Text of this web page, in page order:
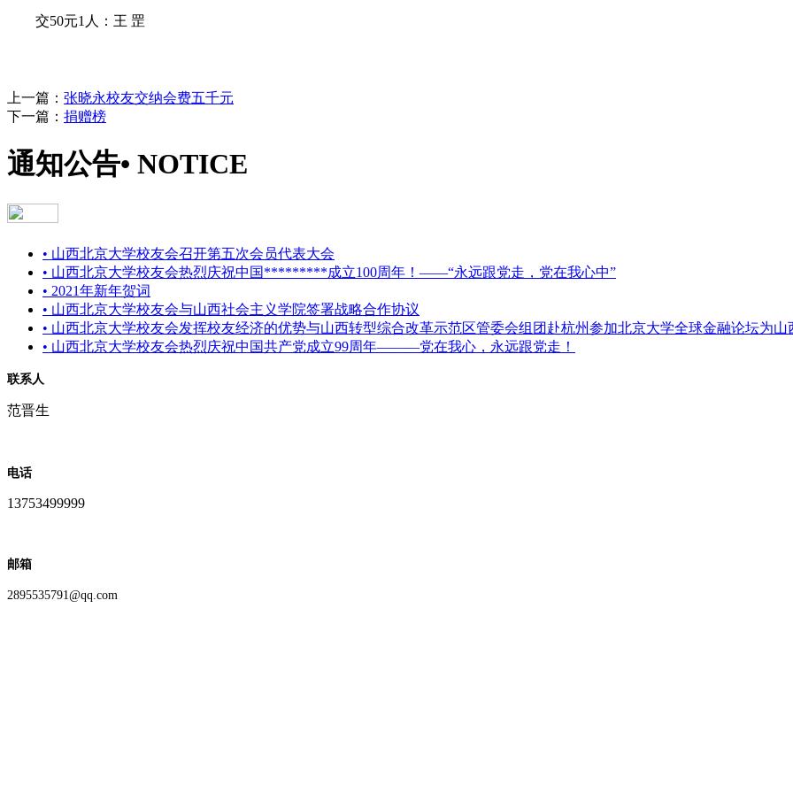
交50元1人：王 罡
上一篇： 张晓永校友交纳会费五千元
下一篇： 捐赠榜
通知公告• NOTICE
• 山西北京大学校友会召开第五次会员代表大会
• 山西北京大学校友会热烈庆祝中国*********成立100周年！——“永远跟党走，党在我心中”
• 2021年新年贺词
• 山西北京大学校友会与山西社会主义学院签署战略合作协议
• 山西北京大学校友会发挥校友经济的优势与山西转型综合改革示范区管委会组团赴杭州参加北京大学全球金融论坛为山
• 山西北京大学校友会热烈庆祝中国共产党成立99周年———党在我心，永远跟党走！
联系人
范晋生
电话
13753499999
邮箱
2895535791@qq.com